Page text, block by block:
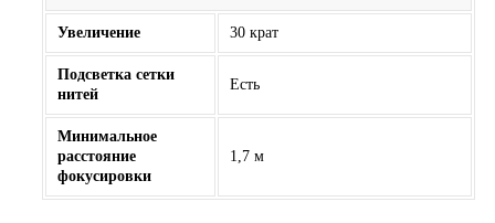
Увеличение 30 крат
Подсветка сетки
нитей
Есть
Минимальное
расстояние
фокусировки
1,7 м